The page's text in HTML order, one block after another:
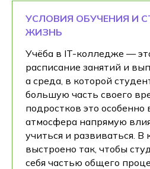
УСЛОВИЯ ОБУЧЕНИЯ И
ЖИЗНЬ
Учёба в IT-колледже —
расписание занятий и
а среда, в которой
большую часть своего
подростков это
атмосфера напрямую
учиться и развиваться.
выстроено так, чтобы
себя частью общего